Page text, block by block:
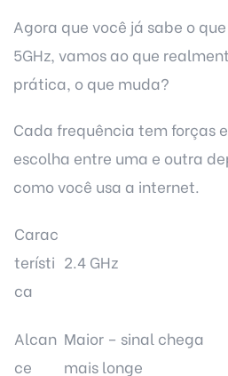
Agora que você já sabe o
5GHz, vamos ao que
prática, o que muda?
Cada frequência tem forças
escolha entre uma e outra
como você usa a internet.
Carac
terísti
ca
2.4 GHz
Alcan
ce
Maior – sinal chega
mais longe